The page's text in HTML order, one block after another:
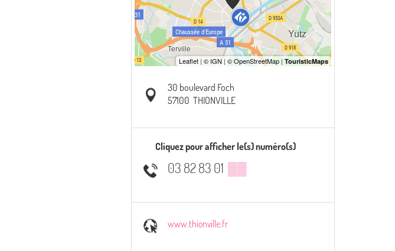
30 boulevard Foch
57100 THIONVILLE
Cliquez pour afficher le(s) numéro(s)
03 82 83 01 ▒▒
www.thionville.fr